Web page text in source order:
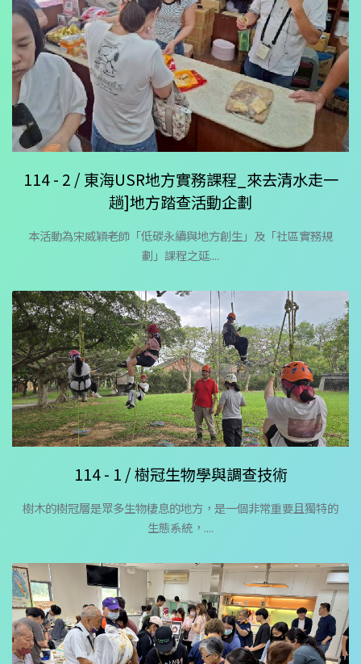
114 - 2 / 東海USR地方實務課程_來去清水走一
趟]地方踏查活動企劃
本活動為宋威穎老師「低碳永續與地方創生」及「社區實務規
劃」課程之延....
114 - 1 / 樹冠生物學與調查技術
樹木的樹冠層是眾多生物棲息的地方，是一個非常重要且獨特的
生態系統，....